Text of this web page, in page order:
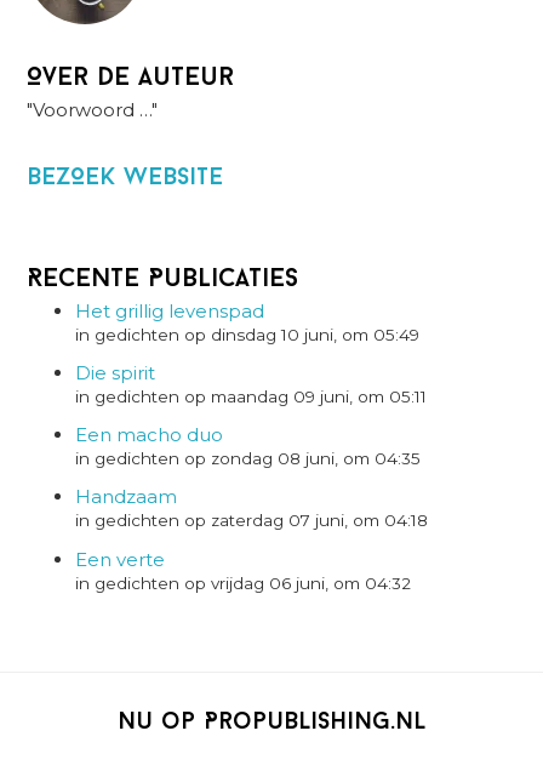
Over de auteur
"Voorwoord …"
BezOek website
Recente Publicaties
Het grillig levenspad
in gedichten op dinsdag 10 juni, om 05:49
Die spirit
in gedichten op maandag 09 juni, om 05:11
Een macho duo
in gedichten op zondag 08 juni, om 04:35
Handzaam
in gedichten op zaterdag 07 juni, om 04:18
Een verte
in gedichten op vrijdag 06 juni, om 04:32
Nu op Propublishing.nl